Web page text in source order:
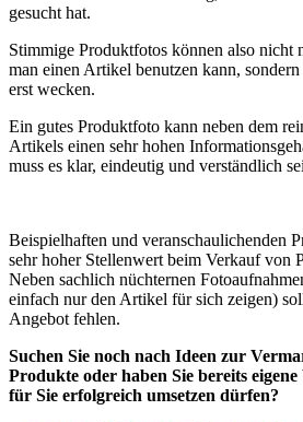
gesucht hat.
Stimmige Produktfotos können also
man einen Artikel benutzen kann,
erst wecken.
Ein gutes Produktfoto kann neben dem
Artikels einen sehr hohen
muss es klar, eindeutig und verständlich
Beispielhaften und veranschaulichenden
sehr hoher Stellenwert beim Verkauf von
Neben sachlich nüchternen
einfach nur den Artikel für sich zeigen)
Angebot fehlen.
Suchen Sie noch nach Ideen zur
Produkte oder haben Sie bereits
für Sie erfolgreich umsetzen dürfen?